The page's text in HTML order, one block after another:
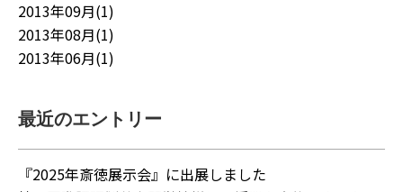
2013年09月(1)
2013年08月(1)
2013年06月(1)
最近のエントリー
『2025年斎徳展示会』に出展しました